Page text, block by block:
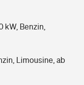
kW, Benzin,
Limousine, ab